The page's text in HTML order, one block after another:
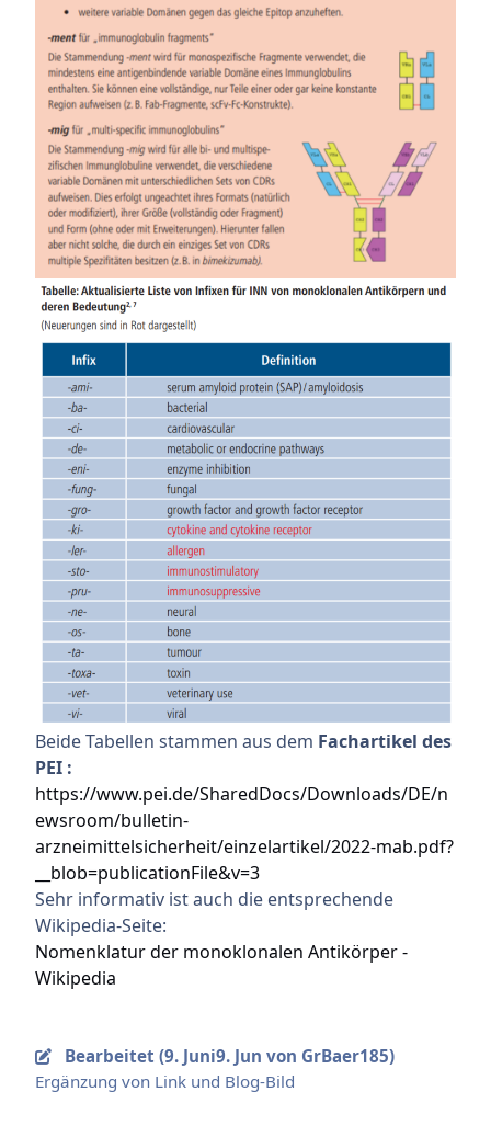
Beide Tabellen stammen aus dem Fachartikel des
PEI :
https://www.pei.de/SharedDocs/Downloads/DE/n
ewsroom/bulletin-
arzneimittelsicherheit/einzelartikel/2022-mab.pdf?
__blob=publicationFile&v=3
Sehr informativ ist auch die entsprechende
Wikipedia-Seite:
Nomenklatur der monoklonalen Antikörper -
Wikipedia
Bearbeitet (9. Juni9. Jun von GrBaer185)
Ergänzung von Link und Blog-Bild